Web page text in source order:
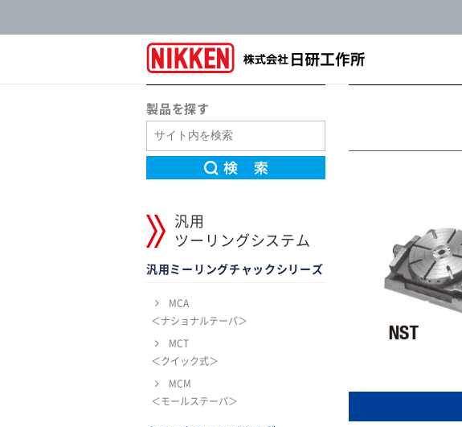
製品を探す
汎用
ツーリングシステム
汎用ミーリングチャックシリーズ
MCA
＜ナショナルテーパ＞
MCT
＜クイック式＞
MCM
＜モールステーパ＞